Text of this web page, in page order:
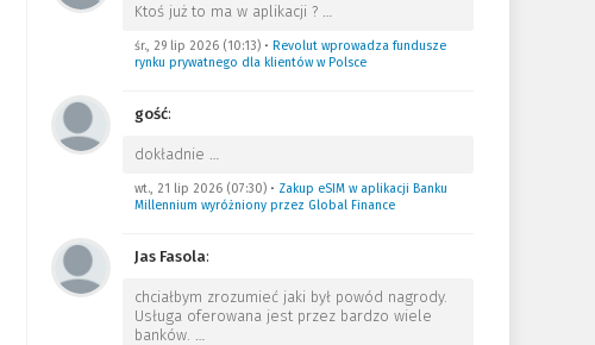
Ktoś już to ma w aplikacji ? …
śr., 29 lip 2026 (10:13)• Revolut wprowadza fundusze
rynku prywatnego dla klientów w Polsce
gość:
dokładnie …
wt., 21 lip 2026 (07:30)• Zakup eSIM w aplikacji Banku
Millennium wyróżniony przez Global Finance
Jas Fasola:
chciałbym zrozumieć jaki był powód nagrody.
Usługa oferowana jest przez bardzo wiele
banków. …